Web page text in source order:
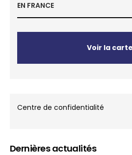
EN FRANCE
Voir la carte
Centre de confidentialité
Dernières actualités